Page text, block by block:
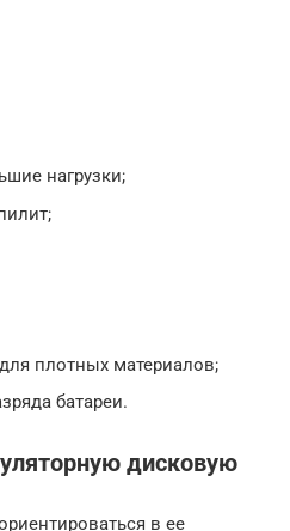
нагрузки;
плотных материалов;
батареи.
дисковую
в ее